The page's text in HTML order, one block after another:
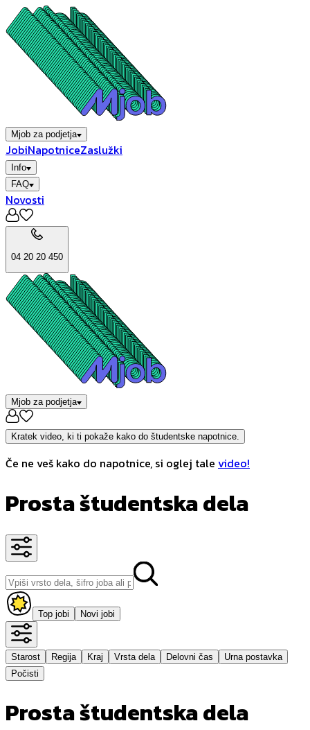
Mjob za podjetja
JobiNapotniceZaslužki
Info
FAQ
Novosti
04 20 20 450
Mjob za podjetja
Kratek video, ki ti pokaže kako do študentske napotnice.
Če ne veš kako do napotnice, si oglej tale video!
Prosta študentska dela
Top jobi Novi jobi
Starost Regija Kraj Vrsta dela Delovni čas
Urna postavka
Počisti
Prosta študentska dela